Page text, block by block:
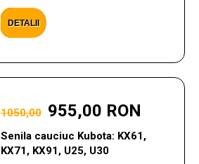
DETALII
1050,00 955,00 RON
Senila cauciuc Kubota: KX61,
KX71, KX91, U25, U30